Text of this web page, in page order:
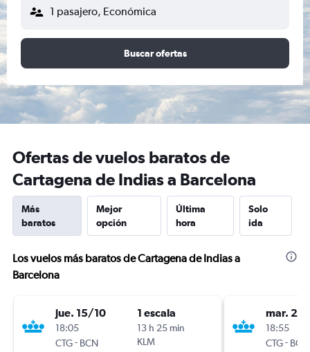
1 pasajero, Económica
Buscar ofertas
Ofertas de vuelos baratos de
Cartagena de Indias a Barcelona
Más
baratos
Mejor
opción
Última
hora
Solo
ida
Los vuelos más baratos de Cartagena de Indias a
Barcelona
jue. 15/10
18:05
CTG- BCN
1 escala
13 h 25 min
KLM
mar.
18:55
CTG- BCN